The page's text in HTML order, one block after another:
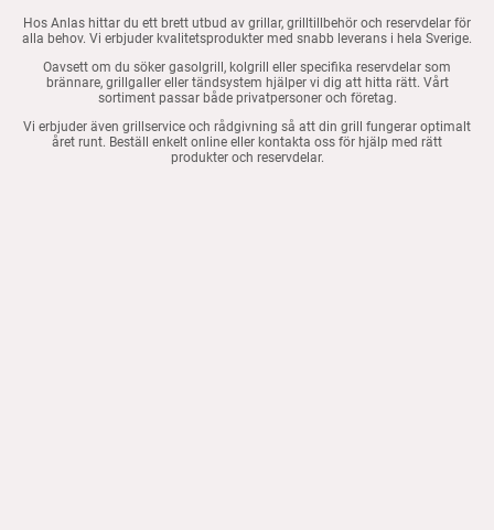
Hos Anlas hittar du ett brett utbud av grillar, grilltillbehör och reservdelar för
alla behov. Vi erbjuder kvalitetsprodukter med snabb leverans i hela Sverige.
Oavsett om du söker gasolgrill, kolgrill eller specifika reservdelar som
brännare, grillgaller eller tändsystem hjälper vi dig att hitta rätt. Vårt
sortiment passar både privatpersoner och företag.
Vi erbjuder även grillservice och rådgivning så att din grill fungerar optimalt
året runt. Beställ enkelt online eller kontakta oss för hjälp med rätt
produkter och reservdelar.